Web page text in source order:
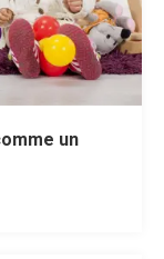
un